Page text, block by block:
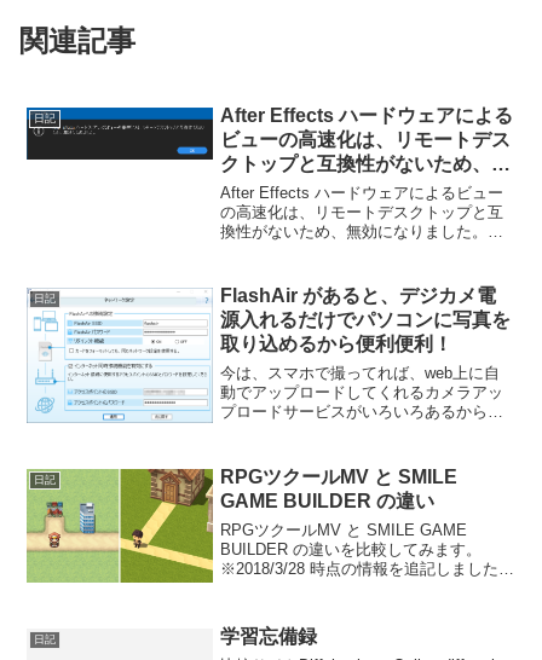
関連記事
日記
After Effects ハードウェアによる
ビューの高速化は、リモートデス
クトップと互換性がないため、無
効になりました。
After Effects ハードウェアによるビュー
の高速化は、リモートデスクトップと互
換性がないため、無効になりました。
な時の解決策は、まずはネットで...
日記
FlashAir があると、デジカメ電
源入れるだけでパソコンに写真を
取り込めるから便利便利！
今は、スマホで撮ってれば、web上に自
動でアップロードしてくれるカメラアッ
プロードサービスがいろいろあるから便
い時もあるし、ハイエンドクラスのスマ
ホならまだしも、ミドル...
日記
RPGツクールMV と SMILE
GAME BUILDER の違い
RPGツクールMV と SMILE GAME
BUILDER の違いを比較してみます。
※2018/3/28 時点の情報を追記しました。
のマニュアル6...
日記 学習忘備録